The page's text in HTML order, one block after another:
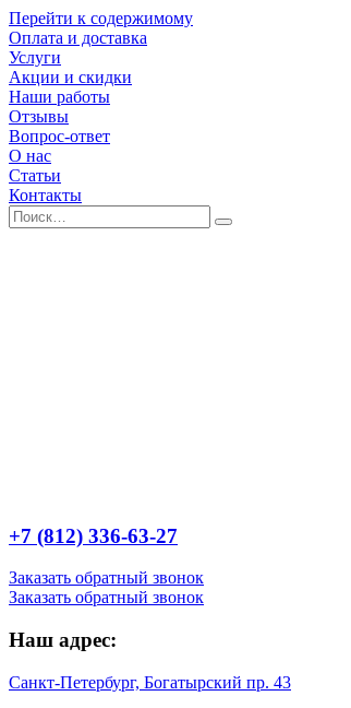
Перейти к содержимому
Оплата и доставка
Услуги
Акции и скидки
Наши работы
Отзывы
Вопрос-ответ
О нас
Статьи
Контакты
+7 (812) 336-63-27
Заказать обратный звонок
Заказать обратный звонок
Наш адрес:
Санкт-Петербург, Богатырский пр. 43